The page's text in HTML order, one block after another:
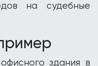
на судебные
здания в